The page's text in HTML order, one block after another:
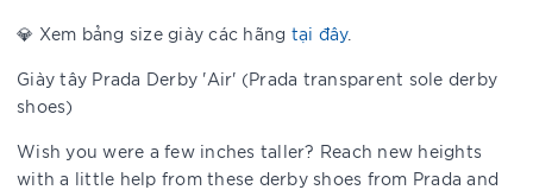
💎 Xem bảng size giày các hãng tại đây.
Giày tây Prada Derby 'Air' (Prada transparent sole derby
shoes)
Wish you were a few inches taller? Reach new heights
with a little help from these derby shoes from Prada and